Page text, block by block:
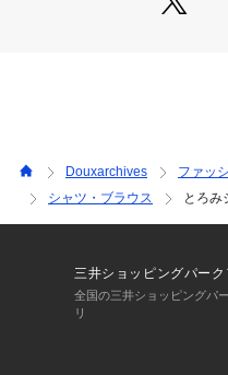
・同商品でも生産の過程で
います。 ・取り扱いについ
でご確認ください。
す。またパソコンなどの環
干異なる場合がございます
Douxarchives ファッ
シャツ・ブラウス
とろみ
三井ショッピングパーク
全国の三井ショッピングパ
リ